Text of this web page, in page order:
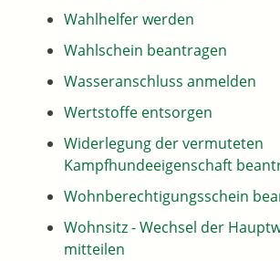
Wahlhelfer werden
Wahlschein beantragen
Wasseranschluss anmelden
Wertstoffe entsorgen
Widerlegung der vermuteten
Kampfhundeeigenschaft
Wohnberechtigungsschein
Wohnsitz - Wechsel der
mitteilen